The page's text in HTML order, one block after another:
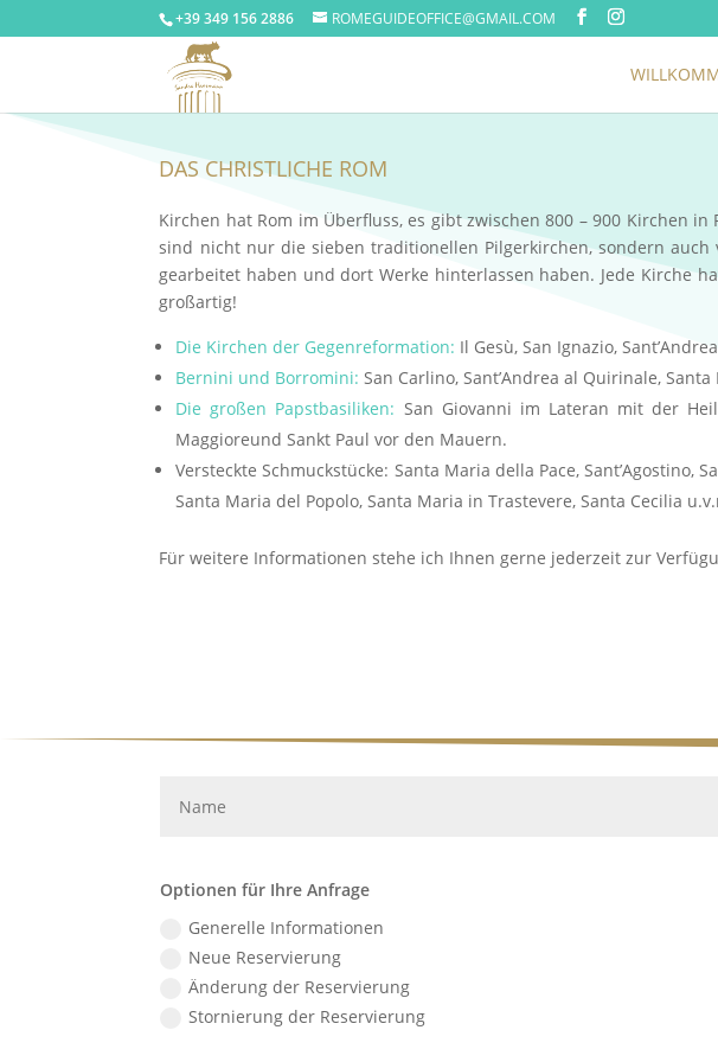
+39 349 156 2886 ROMEGUIDEOFFICE@GMAIL.COM
DAS CHRISTLICHE ROM
Kirchen hat Rom im Überfluss, es gibt zwischen 800 – 900 Kirchen
sind nicht nur die sieben traditionellen Pilgerkirchen, sondern
gearbeitet haben und dort Werke hinterlassen haben. Jede Kirche
großartig!
Die Kirchen der Gegenreformation: Il Gesù, San Ignazio,
Bernini und Borromini: San Carlino, Sant’Andrea al Quirinale,
Die großen Papstbasiliken: San Giovanni im Lateran mit der
Maggioreund Sankt Paul vor den Mauern.
Versteckte Schmuckstücke: Santa Maria della Pace, Sant’Agostino,
Santa Maria del Popolo,Santa Maria in Trastevere, Santa Cecilia
Für weitere Informationen stehe ich Ihnen gerne jederzeit zur
Optionen für Ihre Anfrage
Generelle Informationen
Neue Reservierung
Änderung der Reservierung
Stornierung der Reservierung